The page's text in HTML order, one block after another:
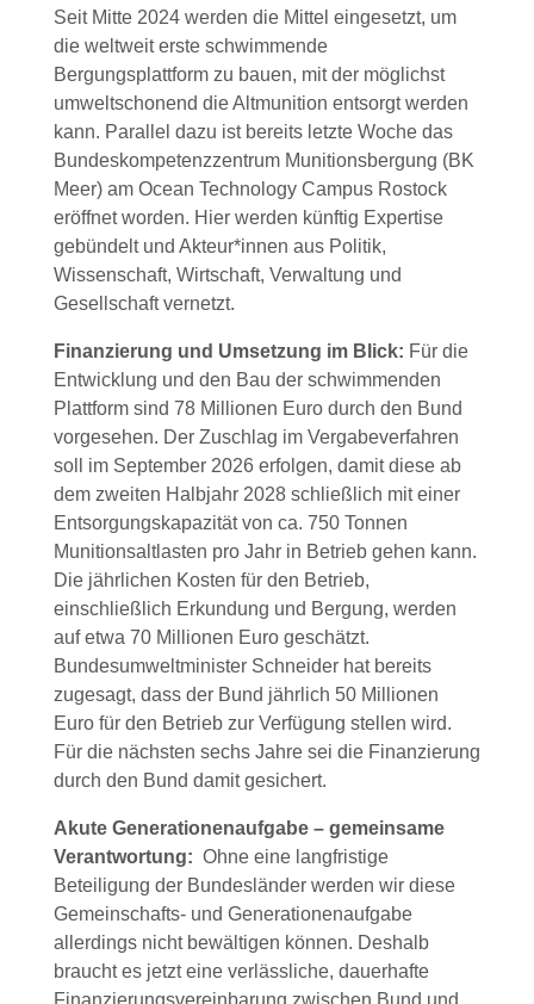
Seit Mitte 2024 werden die Mittel eingesetzt, um
die weltweit erste schwimmende
Bergungsplattform zu bauen, mit der möglichst
umweltschonend die Altmunition entsorgt werden
kann. Parallel dazu ist bereits letzte Woche das
Bundeskompetenzzentrum Munitionsbergung (BK
Meer) am Ocean Technology Campus Rostock
eröffnet worden. Hier werden künftig Expertise
gebündelt und Akteur*innen aus Politik,
Wissenschaft, Wirtschaft, Verwaltung und
Gesellschaft vernetzt.
Finanzierung und Umsetzung im Blick: Für die
Entwicklung und den Bau der schwimmenden
Plattform sind 78 Millionen Euro durch den Bund
vorgesehen. Der Zuschlag im Vergabeverfahren
soll im September 2026 erfolgen, damit diese ab
dem zweiten Halbjahr 2028 schließlich mit einer
Entsorgungskapazität von ca. 750 Tonnen
Munitionsaltlasten pro Jahr in Betrieb gehen kann.
Die jährlichen Kosten für den Betrieb,
einschließlich Erkundung und Bergung, werden
auf etwa 70 Millionen Euro geschätzt.
Bundesumweltminister Schneider hat bereits
zugesagt, dass der Bund jährlich 50 Millionen
Euro für den Betrieb zur Verfügung stellen wird.
Für die nächsten sechs Jahre sei die Finanzierung
durch den Bund damit gesichert.
Akute Generationenaufgabe – gemeinsame
Verantwortung: Ohne eine langfristige
Beteiligung der Bundesländer werden wir diese
Gemeinschafts- und Generationenaufgabe
allerdings nicht bewältigen können. Deshalb
braucht es jetzt eine verlässliche, dauerhafte
Finanzierungsvereinbarung zwischen Bund und